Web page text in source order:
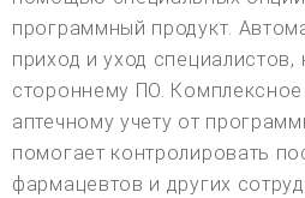
программный продукт.
приход и уход специалистов,
стороннему ПО.
аптечному учету от
помогает контролировать
фармацевтов и других